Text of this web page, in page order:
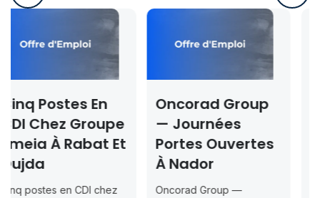
Oncorad Group
— Journées
Portes Ouvertes
À Nador
Oncorad Group —
Concours ISMAC
Rabat & Dakhla
2026-2027 —
Inscription
Jusqu’au 2026-